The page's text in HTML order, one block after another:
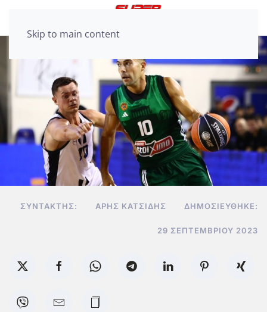
Skip to main content
ΣΥΝΤΆΚΤΗΣ: ΆΡΗΣ ΚΑΤΣΊΔΗΣ ΔΗΜΟΣΙΕΎΘΗΚΕ:
29 ΣΕΠΤΕΜΒΡΊΟΥ 2023